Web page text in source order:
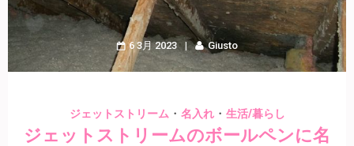
6 3月 2023 Giusto
ジェットストリーム・ 名入れ・ 生活/暮らし
ジェットストリームのボールペンに名